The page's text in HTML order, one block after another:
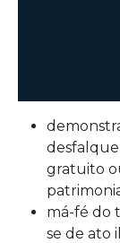
desfalque
gratuito
má-fé do
se de ato